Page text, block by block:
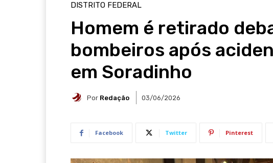
DISTRITO FEDERAL
Homem é retirado
bombeiros após
em Soradinho
Por Redação 03/06/2026
Facebook Twitter Pinterest